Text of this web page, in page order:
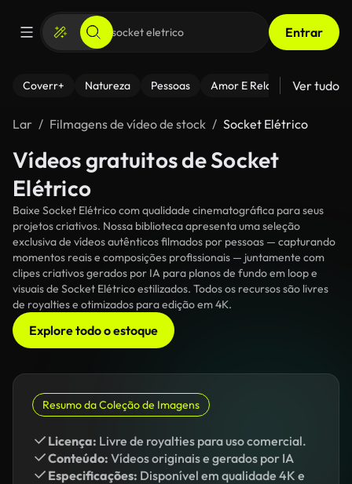
Entrar
Coverr+ Natureza Pessoas Amor E Relacionamentos
Ver tudo
Lar Filmagens de vídeo de stock Socket Elétrico
Vídeos gratuitos de Socket
Elétrico
Baixe Socket Elétrico com qualidade cinematográfica para seus
projetos criativos. Nossa biblioteca apresenta uma seleção
exclusiva de vídeos autênticos filmados por pessoas — capturando
momentos reais e composições profissionais — juntamente com
clipes criativos gerados por IA para planos de fundo em loop e
visuais de Socket Elétrico estilizados. Todos os recursos são livres
de royalties e otimizados para edição em 4K.
Explore todo o estoque
Resumo da Coleção de Imagens
Licença: Livre de royalties para uso comercial.
Conteúdo: Vídeos originais e gerados por IA
Especificações: Disponível em qualidade 4K e